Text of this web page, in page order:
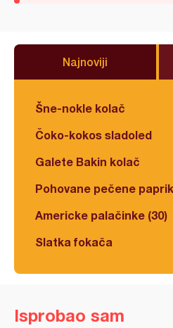
Najnoviji
Šne-nokle kolač
Čoko-kokos sladoled
Galete Bakin kolač
Pohovane pečene
Americke palačinke (30)
Slatka fokača
Isprobao sam